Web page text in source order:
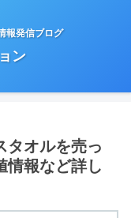
報発信ブログ
ン
タオルを売っ
情報など詳し